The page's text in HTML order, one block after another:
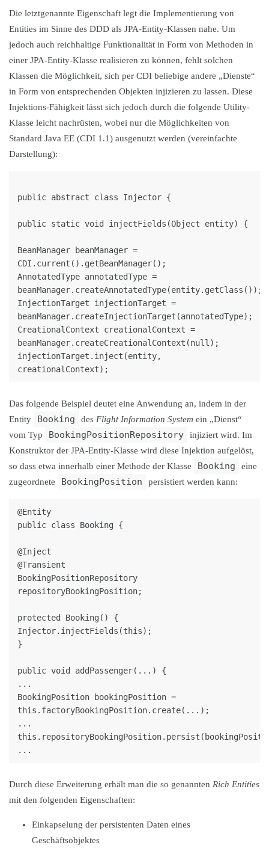
Die letztgenannte Eigenschaft legt die Implementierung von
Entities im Sinne des DDD als JPA-Entity-Klassen nahe. Um
jedoch auch reichhaltige Funktionalität in Form von Methoden in
einer JPA-Entity-Klasse realisieren zu können, fehlt solchen
Klassen die Möglichkeit, sich per CDI beliebige andere „Dienste“
in Form von entsprechenden Objekten injizieren zu lassen. Diese
Injektions-Fähigkeit lässt sich jedoch durch die folgende Utility-
Klasse leicht nachrüsten, wobei nur die Möglichkeiten von
Standard Java EE (CDI 1.1) ausgenutzt werden (vereinfachte
Darstellung):
public abstract class Injector {
public static void injectFields(Object entity) {
BeanManager beanManager =
CDI.current().getBeanManager();
AnnotatedType annotatedType =
beanManager.createAnnotatedType(entity.getClass());
InjectionTarget injectionTarget =
beanManager.createInjectionTarget(annotatedType);
CreationalContext creationalContext =
beanManager.createCreationalContext(null);
injectionTarget.inject(entity,
Das folgende Beispiel deutet eine Anwendung an, indem in der
Entity
Booking des Flight Information System ein „Dienst“
vom Typ
BookingPositionRepository
injiziert wird. Im
Konstruktor der JPA-Entity-Klasse wird diese Injektion aufgelöst,
so dass etwa innerhalb einer Methode der Klasse
Booking
eine
zugeordnete
BookingPosition persistiert werden kann:
@Entity
public class Booking {
@Inject
@Transient
BookingPositionRepository
repositoryBookingPosition;
protected Booking() {
Injector.injectFields(this);
}
public void addPassenger(...) {
...
BookingPosition bookingPosition =
this.factoryBookingPosition.create(...);
...
Durch diese Erweiterung erhält man die so genannten Rich Entities
mit den folgenden Eigenschaften:
Einkapselung der persistenten Daten eines
Geschäftsobjektes